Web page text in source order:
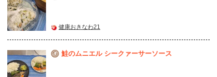
健康おきなわ21
3 鮭のムニエル シークァーサーソース